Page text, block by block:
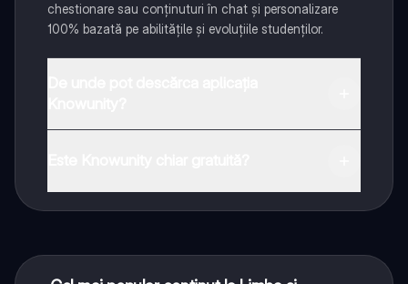
chestionare sau conținuturi în chat și personalizare
100% bazată pe abilitățile și evoluțiile studenților.